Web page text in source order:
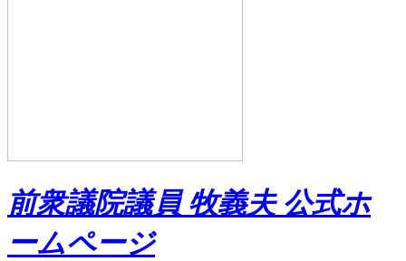
前衆議院議員 牧義夫 公式ホ
ームページ